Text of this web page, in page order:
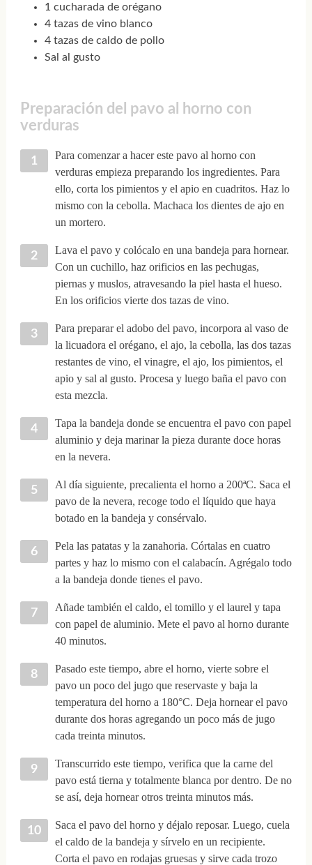
1 cucharada de orégano
4 tazas de vino blanco
4 tazas de caldo de pollo
Sal al gusto
Preparación del pavo al horno con
verduras
Para comenzar a hacer este pavo al horno con
verduras empieza preparando los ingredientes. Para
ello, corta los pimientos y el apio en cuadritos. Haz lo
mismo con la cebolla. Machaca los dientes de ajo en
un mortero.
Lava el pavo y colócalo en una bandeja para hornear.
Con un cuchillo, haz orificios en las pechugas,
piernas y muslos, atravesando la piel hasta el hueso.
En los orificios vierte dos tazas de vino.
Para preparar el adobo del pavo, incorpora al vaso de
la licuadora el orégano, el ajo, la cebolla, las dos tazas
restantes de vino, el vinagre, el ajo, los pimientos, el
apio y sal al gusto. Procesa y luego baña el pavo con
esta mezcla.
Tapa la bandeja donde se encuentra el pavo con papel
aluminio y deja marinar la pieza durante doce horas
en la nevera.
Al día siguiente, precalienta el horno a 200ªC. Saca el
pavo de la nevera, recoge todo el líquido que haya
botado en la bandeja y consérvalo.
Pela las patatas y la zanahoria. Córtalas en cuatro
partes y haz lo mismo con el calabacín. Agrégalo todo
a la bandeja donde tienes el pavo.
Añade también el caldo, el tomillo y el laurel y tapa
con papel de aluminio. Mete el pavo al horno durante
40 minutos.
Pasado este tiempo, abre el horno, vierte sobre el
pavo un poco del jugo que reservaste y baja la
temperatura del horno a 180°C. Deja hornear el pavo
durante dos horas agregando un poco más de jugo
cada treinta minutos.
Transcurrido este tiempo, verifica que la carne del
pavo está tierna y totalmente blanca por dentro. De no
se así, deja hornear otros treinta minutos más.
Saca el pavo del horno y déjalo reposar. Luego, cuela
el caldo de la bandeja y sírvelo en un recipiente.
Corta el pavo en rodajas gruesas y sirve cada trozo